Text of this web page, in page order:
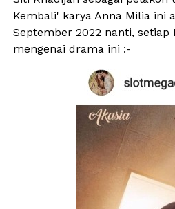
Kembali' karya Anna Milia ini
September 2022 nanti,
mengenai drama ini :-